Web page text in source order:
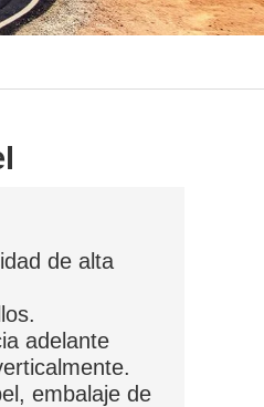
de alta
adelante
embalaje de